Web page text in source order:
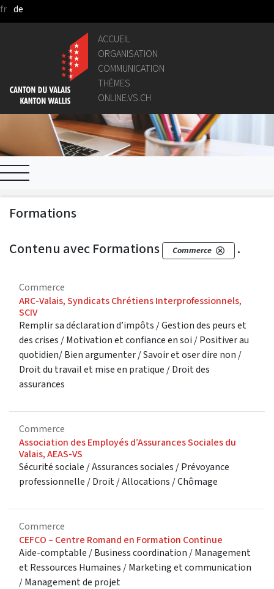
Saut au contenu principal
fr de
ACCUEIL
ORGANISATION
COMMUNICATION
THÈMES
ONLINE.VS.CH
Formations
Contenu avec Formations
Commerce .
Commerce
ARC-Valais, Syndicats Chrétiens Interprofessionnels,
SCIV
Remplir sa déclaration d’impôts / Gestion des peurs et
des crises / Motivation et confiance en soi / Positiver au
quotidien/ Bien argumenter / Savoir et oser dire non /
Droit du travail et mise en pratique / Droit des
assurances
Commerce
Association des Employés d’Assurances Sociales du
Valais, AEAS-VS
Sécurité sociale / Assurances sociales / Prévoyance
professionnelle / Droit / Allocations / Chômage
Commerce
CEFCO – Centre Romand en Formation Continue
Aide-comptable / Business coordination / Management
et Ressources Humaines / Marketing et communication
/ Management de projet